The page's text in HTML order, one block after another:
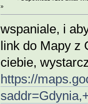
»
wspaniale, i
link do Mapy z
ciebie,
https://